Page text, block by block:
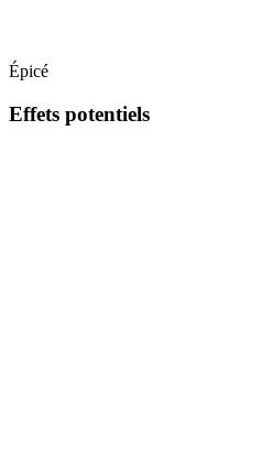
Épicé
Effets potentiels